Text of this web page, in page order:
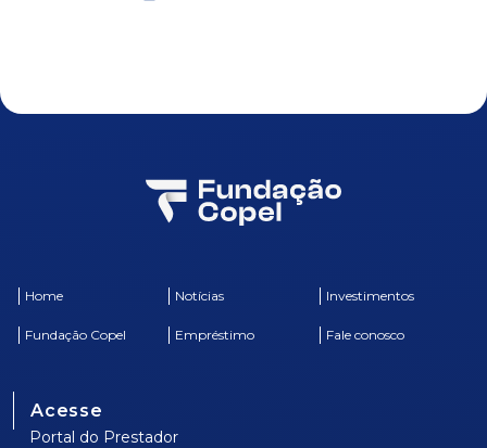
Home Notícias Investimentos
Fundação Copel Empréstimo Fale conosco
Acesse
Portal do Prestador